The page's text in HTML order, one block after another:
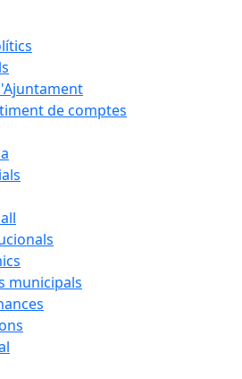
de comptes
municipals